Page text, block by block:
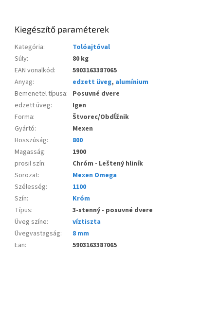
Kiegészítő paraméterek
Kategória:
Tolóajtóval
Súly:
80 kg
EAN vonalkód:
5903163387065
Anyag: edzett üveg, alumínium
Bemenetel típusa: Posuvné dvere
edzett üveg:
Igen
Forma:
Štvorec/Obdĺžnik
Gyártó:
Mexen
Hosszúság:
800
Magasság:
1900
prosil szín:
Chróm - Leštený hliník
Sorozat:
Mexen Omega
Szélesség:
1100
Szín:
Króm
Típus:
3-stenný - posuvné dvere
Üveg színe:
víztiszta
Üvegvastagság:
8 mm
Ean: 5903163387065